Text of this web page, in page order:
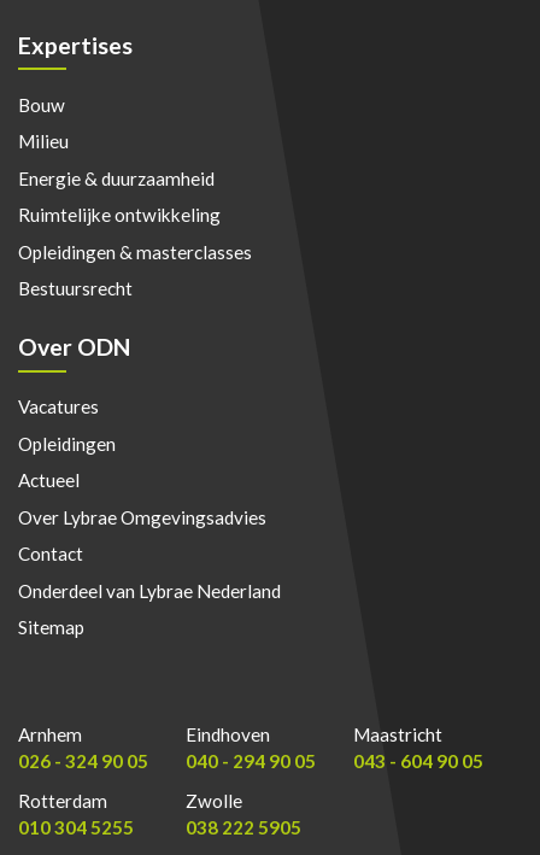
Expertises
Bouw
Milieu
Energie & duurzaamheid
Ruimtelijke ontwikkeling
Opleidingen & masterclasses
Bestuursrecht
Over ODN
Vacatures
Opleidingen
Actueel
Over Lybrae Omgevingsadvies
Contact
Onderdeel van Lybrae Nederland
Sitemap
Arnhem
026 - 324 90 05
Eindhoven
040 - 294 90 05
Maastricht
043 - 604 90 05
Rotterdam
010 304 5255
Zwolle
038 222 5905